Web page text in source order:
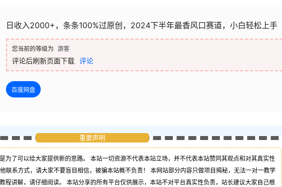
日收入2000+，条条100%过原创，2024下半年最香风口赛道，小白轻松上手
您当前的等级为 游客
评论后刷新页面下载 评论
百度网盘
重要声明
为了可以给大家提供新的思路。 本站一切资源不代表本站立场，并不代表本站赞同其观点和对其真实性
联系方式，请大家不要盲目相信，被骗本站概不负责！ 本网站部分内容只做项目揭秘，无法一对一教学
程讲解，请仔细阅读。 本站分享的所有平台仅供展示，本站不对平台真实性负责，站长建议大家自己根